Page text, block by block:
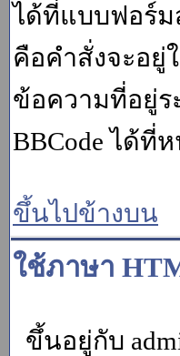
ได้ที่แบบฟอร์ม
คือคำสั่งจะอยู่
ข้อความที่อยู่ร
BBCode ได้ที่
ขึ้นไปข้างบน
ใช้ภาษา
ขึ้นอยู่กับ